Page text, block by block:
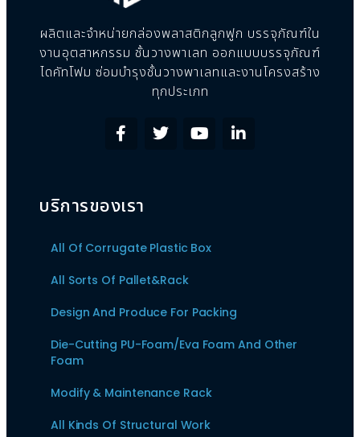
ผลิตและจำหน่ายกล่องพลาสติกลูกฟูก บรรจุภัณฑ์ใน
งานอุตสาหกรรม ชั้นวางพาเลท ออกแบบบรรจุภัณฑ์
ไดคัทโฟม ซ่อมบำรุงชั้นวางพาเลทและงานโครงสร้าง
ทุกประเภท
บริการของเรา
All Of Corrugate Plastic Box
All Sorts Of Pallet&Rack
Design And Produce For Packing
Die-Cutting PU-Foam/Eva Foam And Other
Foam
Modify & Maintenance Rack
All Kinds Of Structural Work